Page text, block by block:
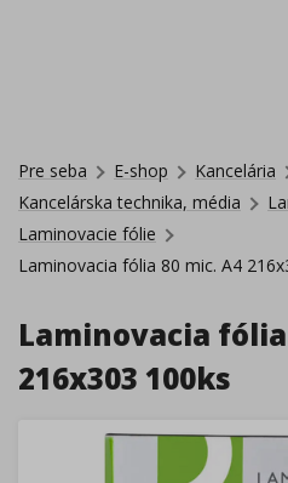
Pre seba E-shop
Kancelária
Kancelárska technika, média
Laminovacie fólie
Laminovacia fólia 80 mic. A4
Laminovacia fólia
216x303 100ks